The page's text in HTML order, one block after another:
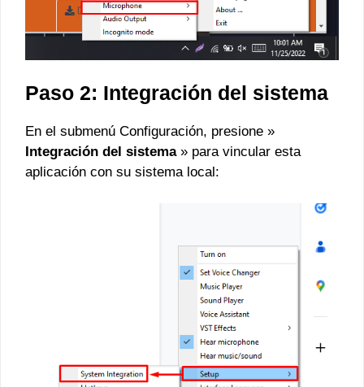
Paso 2: Integración del sistema
En el submenú Configuración, presione »
Integración del sistema» para vincular esta
aplicación con su sistema local: